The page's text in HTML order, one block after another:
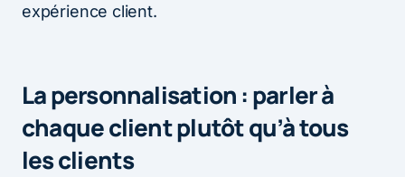
expérience client.
La personnalisation : parler à
chaque client plutôt qu’à tous
les clients